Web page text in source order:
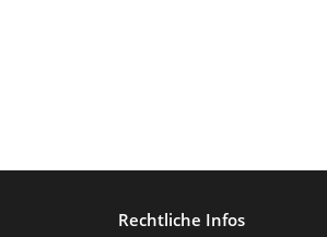
Rechtliche Infos